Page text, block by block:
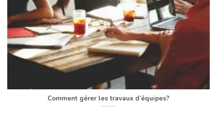
Comment gérer les travaux d’équipes?